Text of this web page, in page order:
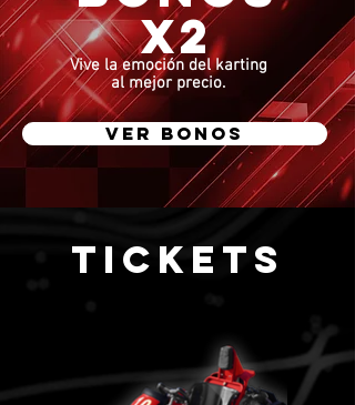
x2
Vive la emoción del karting
al mejor precio.
VER BONOS
TICKETS